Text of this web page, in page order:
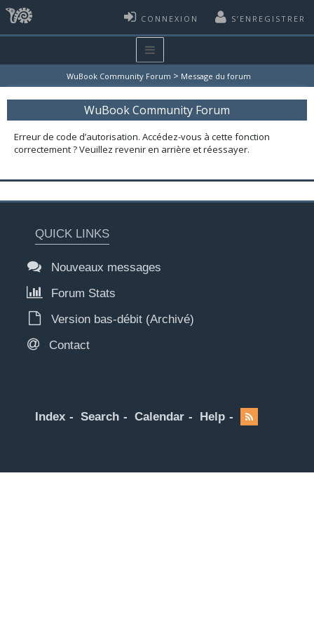
CONNEXION S’ENREGISTRER
WuBook Community Forum > Message du forum
WuBook Community Forum
Erreur de code d’autorisation. Accédez-vous à cette fonction
correctement ? Veuillez revenir en arrière et réessayer.
QUICK LINKS
Nouveaux messages
Forum Stats
Version bas-débit (Archivé)
Contact
Index Search Calendar Help